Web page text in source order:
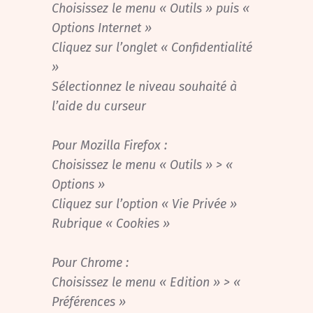
Choisissez le menu « Outils » puis «
Options Internet »
Cliquez sur l’onglet « Confidentialité
»
Sélectionnez le niveau souhaité à
l’aide du curseur
Pour Mozilla Firefox :
Choisissez le menu « Outils » > «
Options »
Cliquez sur l’option « Vie Privée »
Rubrique « Cookies »
Pour Chrome :
Choisissez le menu « Edition » > «
Préférences »